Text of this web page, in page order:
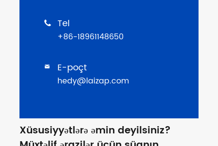
 Tel
+86-18961148650
 E-poçt
hedy@laizap.com
Xüsusiyyətlərə əmin deyilsiniz?